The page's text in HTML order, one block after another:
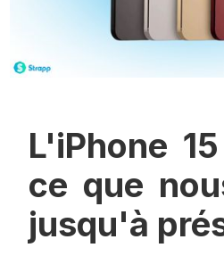
L'iPhone
ce que
jusqu'à